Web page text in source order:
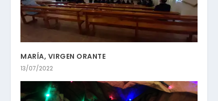
MARÍA, VIRGEN ORANTE
13/07/2022